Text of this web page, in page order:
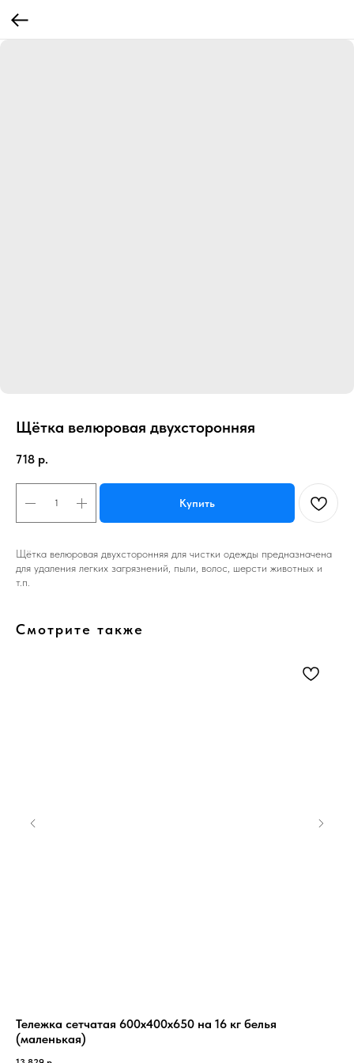
Щётка велюровая двухсторонняя
718 р.
Купить
Щётка велюровая двухсторонняя для чистки одежды предназначена
для удаления легких загрязнений, пыли, волос, шерсти животных и
т.п.
Смотрите также
Тележка сетчатая 600х400х650 на 16 кг белья
(маленькая)